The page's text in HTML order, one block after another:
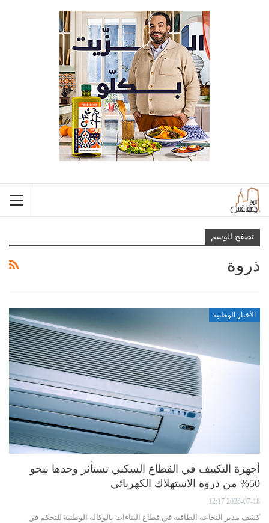
تصفح الوسم
ذروة
الأخبار الوطنية
أجهزة التكييف في القطاع السكني تستأثر وحدها بنحو
50% من ذروة الاستهلاك الكهربائي
2026-07-18 12:17
كشف مدير النجاعة الطاقية في قطاع البناءات بالوكالة الوطنية للتحكم في